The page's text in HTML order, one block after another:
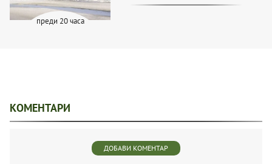
преди 20 часа
КОМЕНТАРИ
ДОБАВИ КОМЕНТАР